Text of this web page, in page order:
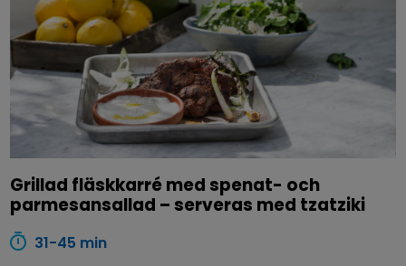
Grillad fläskkarré med spenat- och
parmesansallad – serveras med tzatziki
31-45 min